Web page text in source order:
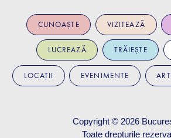
CUNOAȘTE VIZITEAZĂ
LUCREAZĂ TRĂIEȘTE
LOCAȚII EVENIMENTE
Copyright © 2026
Toate drepturile